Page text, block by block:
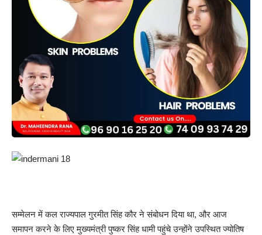
सम्मेलन में कल राज्यपाल गुरमीत सिंह कौर ने संबोधन दिया था, और आज
समापन करने के लिए मुख्यमंत्री पुष्कर सिंह धामी पहुंचे उन्होंने उपस्थित ज्योतिष